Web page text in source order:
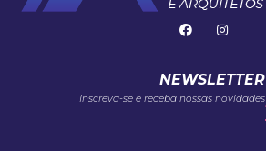
NEWSLETTER
Inscreva-se e receba nossas novidades